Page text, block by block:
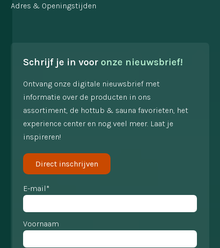
Adres & Openingstijden
Schrijf je in voor onze nieuwsbrief!
Ontvang onze digitale nieuwsbrief met
informatie over de producten in ons
assortiment, de hottub & sauna favorieten, het
experience center en nog veel meer. Laat je
inspireren!
Direct inschrijven
E-mail*
Voornaam